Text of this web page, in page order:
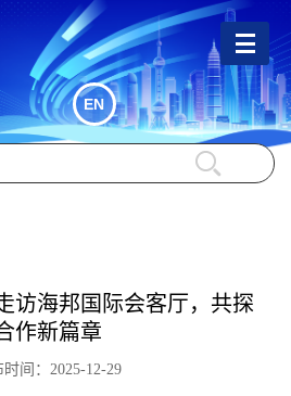
EN
访海邦国际会客厅，共探
作新篇章
时间：2025-12-29